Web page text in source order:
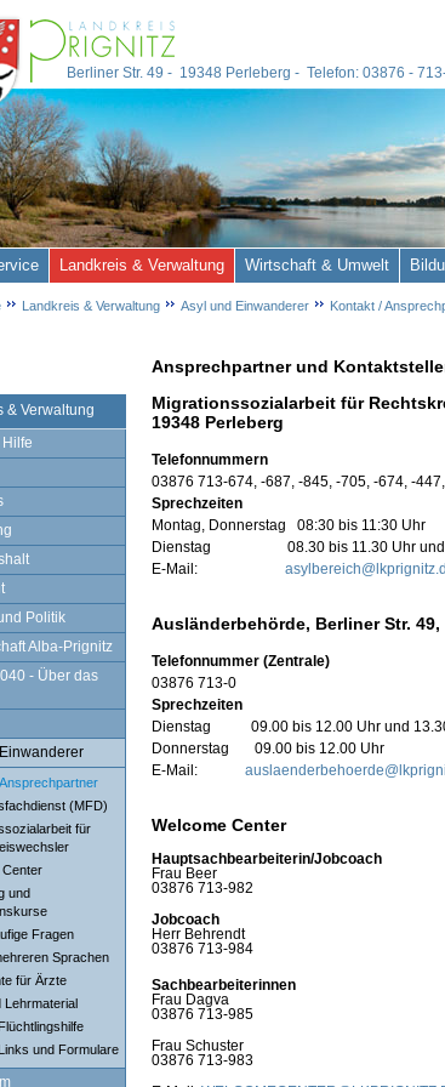
& Verwaltung
Politik
Alba-Prignitz
- Über das
(MFD)
für
Center
und
Fragen
Sprachen
für Ärzte
Lehrmaterial
und Formulare
Ansprechpartner und
Migrationssozialarbeit für
19348 Perleberg
Telefonnummern
03876 713-674, -687, -845, -705, -674, -
Sprechzeiten
Montag, Donnerstag 08:30 bis 11:30 Uhr
Dienstag 08.30 bis 11.30 Uhr und
E-Mail:
Ausländerbehörde, Berliner Str. 49,
Telefonnummer (Zentrale)
03876 713-0
Sprechzeiten
Dienstag 09.00 bis 12.00 Uhr und
Donnerstag 09.00 bis 12.00 Uhr
E-Mail:
Welcome Center
Hauptsachbearbeiterin/Jobcoach
Frau Beer
03876 713-982
Jobcoach
Herr Behrendt
03876 713-984
Sachbearbeiterinnen
Frau Dagva
03876 713-985
Frau Schuster
03876 713-983
Berliner Str. 49 - 19348 Perleberg - Telefon: 03876 -
Landkreis & Verwaltung Wirtschaft & Umwelt
Landkreis & Verwaltung Asyl und Einwanderer Kontakt /